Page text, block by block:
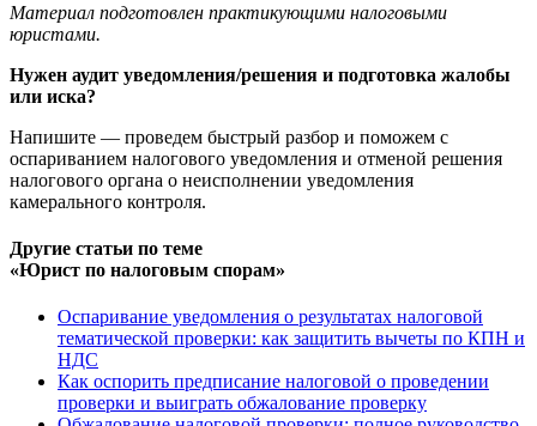
Материал подготовлен практикующими налоговыми
юристами.
Нужен аудит уведомления/решения и подготовка жалобы
или иска?
Напишите — проведем быстрый разбор и поможем с
оспариванием налогового уведомления и отменой решения
налогового органа о неисполнении уведомления
камерального контроля.
Другие статьи по теме
«Юрист по налоговым спорам»
Оспаривание уведомления о результатах налоговой
тематической проверки: как защитить вычеты по КПН и
НДС
Как оспорить предписание налоговой о проведении
проверки и выиграть обжалование проверку